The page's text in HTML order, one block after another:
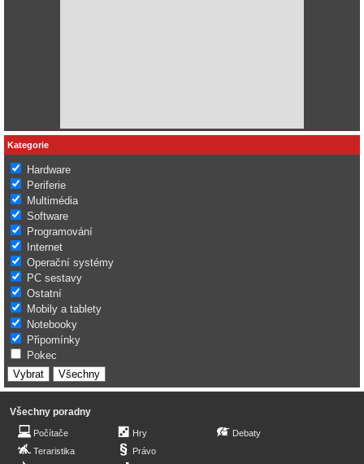
Kategorie
Hardware
Periferie
Multimédia
Software
Programování
Internet
Operační systémy
PC sestavy
Ostatní
Mobily a tablety
Notebooky
Připomínky
Pokec
Všechny poradny
Počítače
Teraristika
Hry
Právo
Debaty